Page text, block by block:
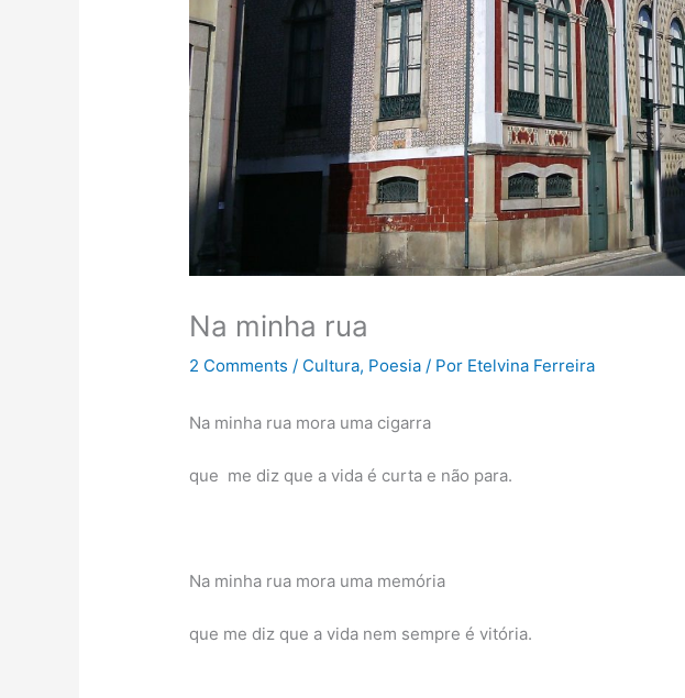
Na minha rua
2 Comments / Cultura, Poesia / Por Etelvina Ferreira
Na minha rua mora uma cigarra
que me diz que a vida é curta e não para.
Na minha rua mora uma memória
que me diz que a vida nem sempre é vitória.